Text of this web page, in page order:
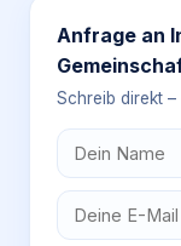
Anfrage an
Schreib direkt